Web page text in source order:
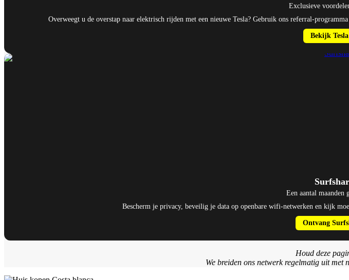
Exclusieve
Overweegt u de overstap naar elektrisch rijden met een nieuwe Tesla? Gebruik ons referral-
Bekijk
Een aantal
Bescherm je privacy, beveilig je data op openbare wifi-netwerken en kijk
Ontvang
Houd deze
We breiden ons netwerk regelmatig uit met